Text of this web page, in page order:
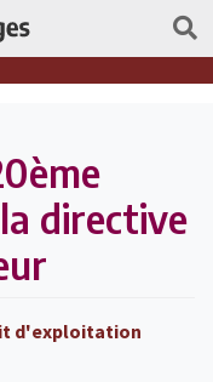
directive
d'exploitation